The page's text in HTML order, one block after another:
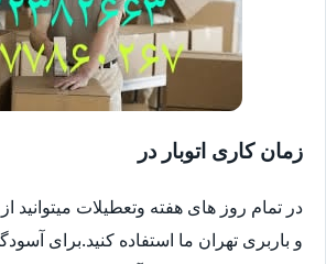
زمان کاری اتوبار در
در تمام روز های هفته وتعطیلات میتوانید
و باربری تهران ما استفاده کنید.برای